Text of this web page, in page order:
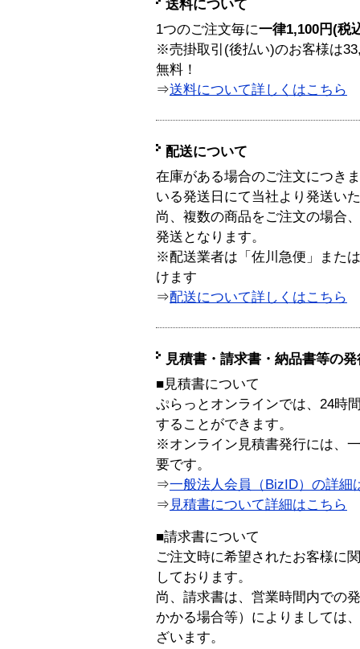
送料について
1つのご注文毎に一律1,100円(税
※売掛取引(後払い)のお客様は
無料！
⇒送料について詳しくはこちら
配送について
在庫がある場合のご注文につき
いる発送日にて当社より発送い
尚、複数の商品をご注文の場合
発送となります。
※配送業者は「佐川急便」また
けます
⇒配送について詳しくはこちら
見積書・請求書・納品書等の
■見積書について
ぷらっとオンラインでは、24時
することができます。
※オンライン見積書発行には、
要です。
⇒一般法人会員（BizID）の詳細
⇒ 見積書について詳細はこちら
■請求書について
ご注文時に希望されたお客様に
しております。
尚、請求書は、営業時間内での
かかる場合等）によりましては
ざいます。